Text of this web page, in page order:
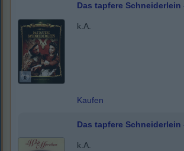
Das tapfere Schneiderlein
k.A.
Kaufen
Das tapfere Schneiderlein
k.A.